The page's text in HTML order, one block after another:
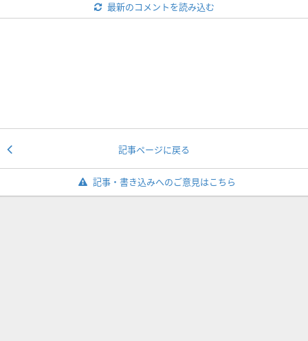
最新のコメントを読み込む
記事ページに戻る
記事・書き込みへのご意見はこちら